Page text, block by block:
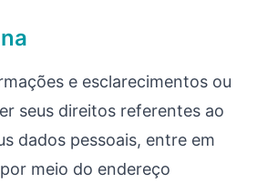
e esclarecimentos ou
seus direitos referentes ao
dados pessoais, entre em
meio do endereço